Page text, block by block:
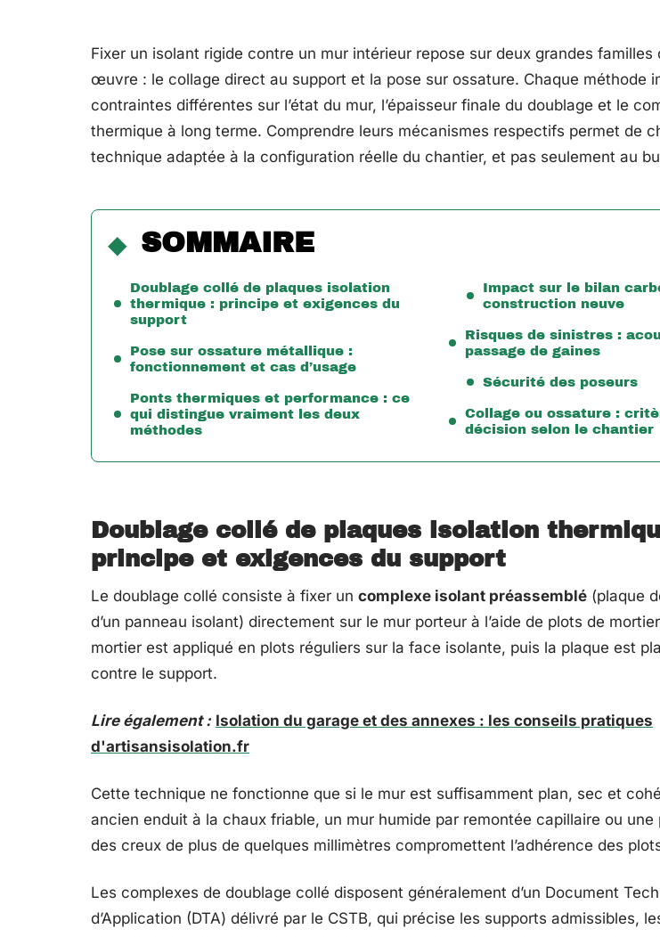
Fixer un isolant rigide contre un mur intérieur repose sur deux grandes familles
œuvre : le collage direct au support et la pose sur ossature. Chaque méthode
contraintes différentes sur l’état du mur, l’épaisseur finale du doublage et le
thermique à long terme. Comprendre leurs mécanismes respectifs permet de
technique adaptée à la configuration réelle du chantier, et pas seulement au
SOMMAIRE
Doublage collé de plaques isolation
thermique : principe et exigences du
support
Pose sur ossature métallique :
fonctionnement et cas d’usage
Ponts thermiques et performance : ce
qui distingue vraiment les deux
méthodes
Impact sur le bilan
construction neuve
Risques de sinistres :
passage de gaines
Sécurité des poseurs
Collage ou ossature :
décision selon le chantier
Doublage collé de plaques isolation
principe et exigences du support
Le doublage collé consiste à fixer un complexe isolant préassemblé (plaque
d’un panneau isolant) directement sur le mur porteur à l’aide de plots de
mortier est appliqué en plots réguliers sur la face isolante, puis la plaque est
contre le support.
Lire également : Isolation du garage et des annexes : les conseils pratiques
d'artisansisolation.fr
Cette technique ne fonctionne que si le mur est suffisamment plan, sec et
ancien enduit à la chaux friable, un mur humide par remontée capillaire ou une
des creux de plus de quelques millimètres compromettent l’adhérence des
Les complexes de doublage collé disposent généralement d’un Document
d’Application (DTA) délivré par le CSTB, qui précise les supports admissibles,